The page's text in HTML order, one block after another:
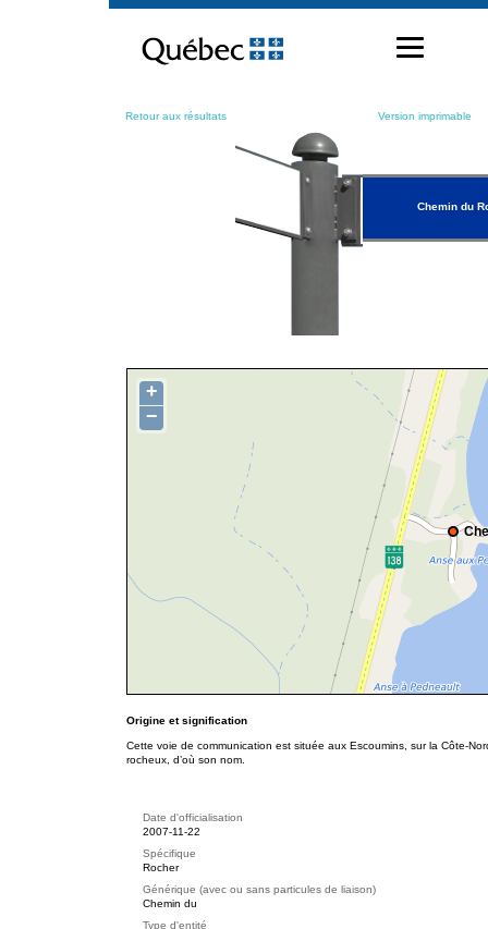
contenu
Retour aux résultats Version imprimable
Chemin du
+
−
Origine et signification
Cette voie de communication est située aux Escoumins, sur la Côte-
rocheux, d’où son nom.
Date d'officialisation
2007-11-22
Spécifique
Rocher
Générique (avec ou sans particules de liaison)
Chemin du
Type d'entité